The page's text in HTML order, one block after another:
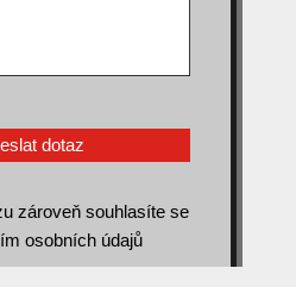
zároveň souhlasíte se
osobních údajů